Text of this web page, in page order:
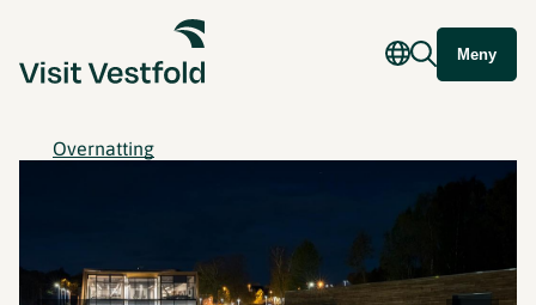
Meny
Overnatting